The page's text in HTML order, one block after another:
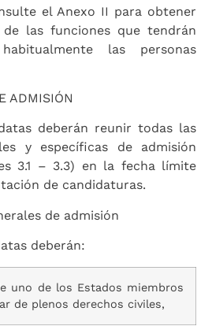
el Anexo II para obtener
las funciones que tendrán
las personas
ADMISIÓN
deberán reunir todas las
y específicas de admisión
3.1 – 3.3) en la fecha límite
de candidaturas.
de admisión
deberán:
uno de los Estados miembros
de plenos derechos civiles,